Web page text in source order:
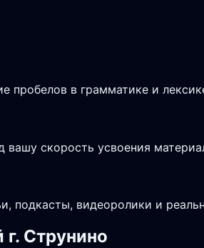
пробелов в грамматике и
скорость усвоения
подкасты, видеоролики и
Струнино